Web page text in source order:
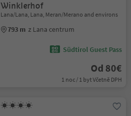
Winklerhof
Lana/Lana, Lana, Meran/Merano and environs
793 m z Lana centrum
Südtirol Guest Pass
Od 80€
1 noc / 1 byt Včetně DPH